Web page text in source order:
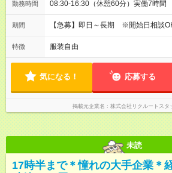
勤務時間 08:30-16:30（休憩60分）実働7時間
期間 【急募】即日～長期 ※開始日相談
特徴 服装自由
気になる！ 応募する
掲載元企業名 株式会社リクルートスタ
未読
17時半まで＊憧れの大手企業＊